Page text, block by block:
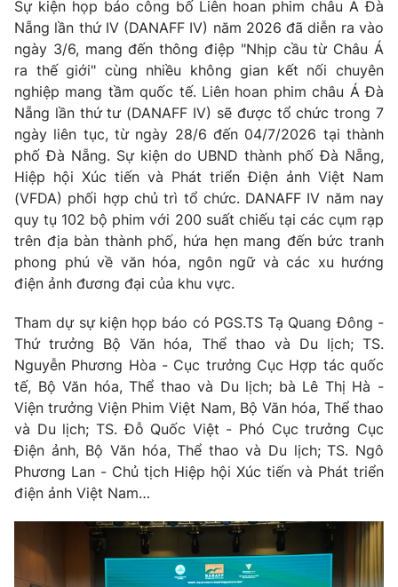
Chất lượng cuộc sống
Học trực tuyến
Hitech Công nghệ tương lai
Sản phẩm
Thị trường
Tư vấn
Giao lưu trực tuyến
Lịch phát sóng
Chuyên mục khác
Emagazine Podcast
Photo Infographic
VTV Money VTV Thể thao
VTV Sức khoẻ Bất động sản
Thị trường 24h Tấm lòng Việt
VTV9 VTV8
Sự kiện họp báo công bố Liên hoan phim châu Á Đà
Nẵng lần thứ IV (DANAFF IV) năm 2026 đã diễn ra vào
ngày 3/6, mang đến thông điệp "Nhịp cầu từ Châu Á
ra thế giới" cùng nhiều không gian kết nối chuyên
nghiệp mang tầm quốc tế. Liên hoan phim châu Á Đà
Nẵng lần thứ tư (DANAFF IV) sẽ được tổ chức trong 7
ngày liên tục, từ ngày 28/6 đến 04/7/2026 tại thành
phố Đà Nẵng. Sự kiện do UBND thành phố Đà Nẵng,
Hiệp hội Xúc tiến và Phát triển Điện ảnh Việt Nam
(VFDA) phối hợp chủ trì tổ chức. DANAFF IV năm nay
quy tụ 102 bộ phim với 200 suất chiếu tại các cụm rạp
trên địa bàn thành phố, hứa hẹn mang đến bức tranh
phong phú về văn hóa, ngôn ngữ và các xu hướng
điện ảnh đương đại của khu vực.
Tham dự sự kiện họp báo có PGS.TS Tạ Quang Đông -
Thứ trưởng Bộ Văn hóa, Thể thao và Du lịch; TS.
Nguyễn Phương Hòa - Cục trưởng Cục Hợp tác quốc
tế, Bộ Văn hóa, Thể thao và Du lịch; bà Lê Thị Hà -
Viện trưởng Viện Phim Việt Nam, Bộ Văn hóa, Thể thao
và Du lịch; TS. Đỗ Quốc Việt - Phó Cục trưởng Cục
Điện ảnh, Bộ Văn hóa, Thể thao và Du lịch; TS. Ngô
Phương Lan - Chủ tịch Hiệp hội Xúc tiến và Phát triển
điện ảnh Việt Nam…